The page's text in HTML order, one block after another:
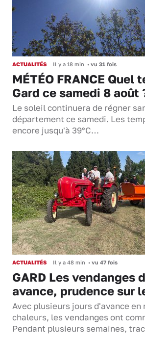
ACTUALITÉS Il y a 18 min • vu 31 fois
MÉTÉO FRANCE Quel
Gard ce samedi 8 août
Le soleil continuera de régner
département ce samedi. Les
encore jusqu'à 39°C…
ACTUALITÉS Il y a 48 min • vu 47 fois
GARD Les vendanges
avance, prudence sur
Avec plusieurs jours d'avance
chaleurs, les vendanges ont
Pendant plusieurs semaines,